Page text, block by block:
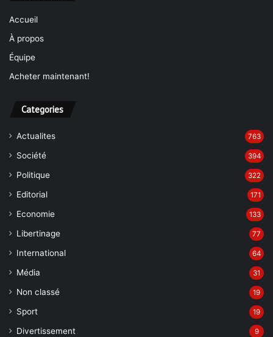
Accueil
À propos
Équipe
Acheter maintenant!
Categories
Actualites 763
Société 394
Politique 322
Editorial 171
Economie 133
Libertinage 77
International 64
Média 31
Non classé 19
Sport 19
Divertissement 9